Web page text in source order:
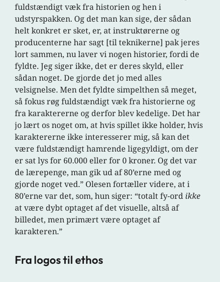
fuldstændigt væk fra historien og hen i
udstyrspakken. Og det man kan sige, der sådan
helt konkret er sket, er, at instruktørerne og
producenterne har sagt [til teknikerne] pak jeres
lort sammen, nu laver vi nogen historier, fordi de
fyldte. Jeg siger ikke, det er deres skyld, eller
sådan noget. De gjorde det jo med alles
velsignelse. Men det fyldte simpelthen så meget,
så fokus røg fuldstændigt væk fra historierne og
fra karaktererne og derfor blev kedelige. Det har
jo lært os noget om, at hvis spillet ikke holder, hvis
karaktererne ikke interesserer mig, så kan det
være fuldstændigt hamrende ligegyldigt, om der
er sat lys for 60.000 eller for 0 kroner. Og det var
de lærepenge, man gik ud af 80’erne med og
gjorde noget ved.” Olesen fortæller videre, at i
80’erne var det, som, hun siger: “totalt fy-ord ikke
at være dybt optaget af det visuelle, altså af
billedet, men primært være optaget af
karakteren.”
Fra logos til ethos